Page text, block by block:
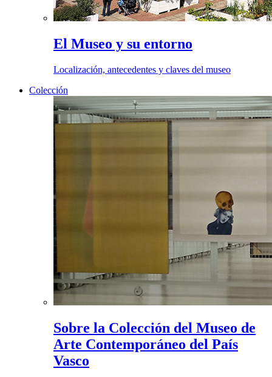
El Museo y su entorno
Localización, antecedentes y claves del museo
Colección
Sobre la Colección del Museo de
Arte Contemporáneo del País
Vasco